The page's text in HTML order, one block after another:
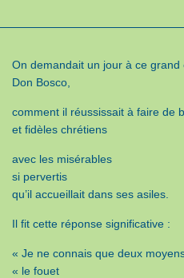
On demandait un jour à ce
Don Bosco,
comment il réussissait à faire de
et fidèles chrétiens
avec les misérables
si pervertis
qu’il accueillait dans ses asiles.
Il fit cette réponse significative :
« Je ne connais que deux
« le fouet